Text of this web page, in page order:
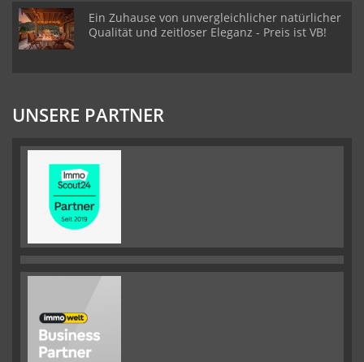
Ein Zuhause von unvergleichlicher natürlicher
Qualität und zeitloser Eleganz - Preis ist VB!
UNSERE PARTNER